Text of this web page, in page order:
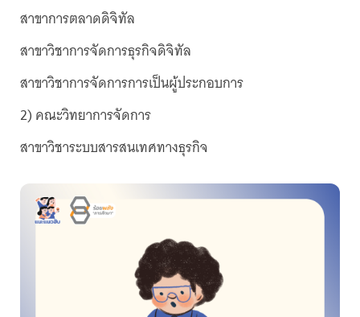
สาขาการตลาดดิจิทัล
สาขาวิชาการจัดการธุรกิจดิจิทัล
สาขาวิชาการจัดการการเป็นผู้ประกอบการ
2) คณะวิทยาการจัดการ
สาขาวิชาระบบสารสนเทศทางธุรกิจ